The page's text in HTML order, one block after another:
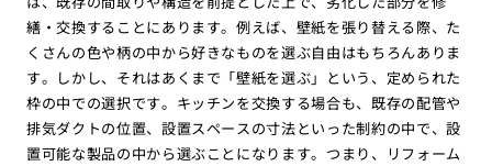
繕・交換することにあります。例えば、壁紙を張り替える際、た
くさんの色や柄の中から好きなものを選ぶ自由はもちろんありま
す。しかし、それはあくまで「壁紙を選ぶ」という、定められた
枠の中での選択です。キッチンを交換する場合も、既存の配管や
排気ダクトの位置、設置スペースの寸法といった制約の中で、設
置可能な製品の中から選ぶことになります。つまり、リフォーム